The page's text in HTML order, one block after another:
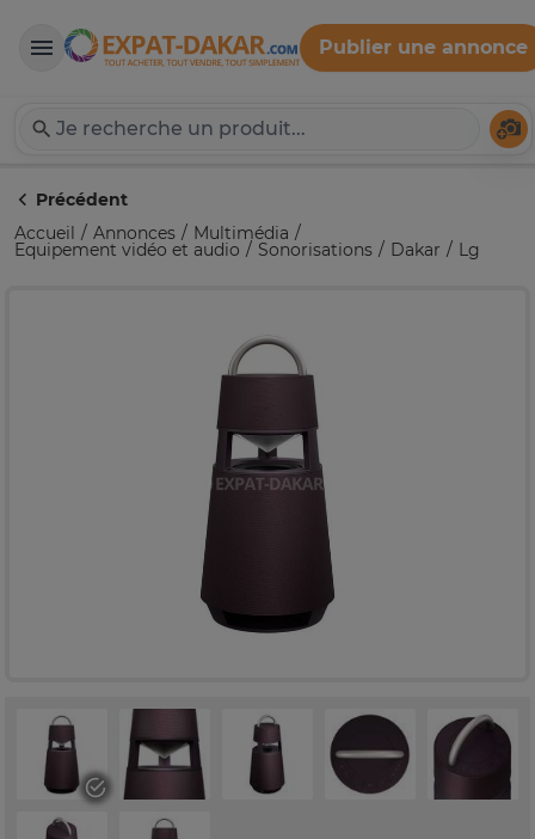
Expat-Dakar
Publier une annonce
Précédent
Accueil
Annonces Multimédia
Equipement vidéo et audio Sonorisations Dakar Lg